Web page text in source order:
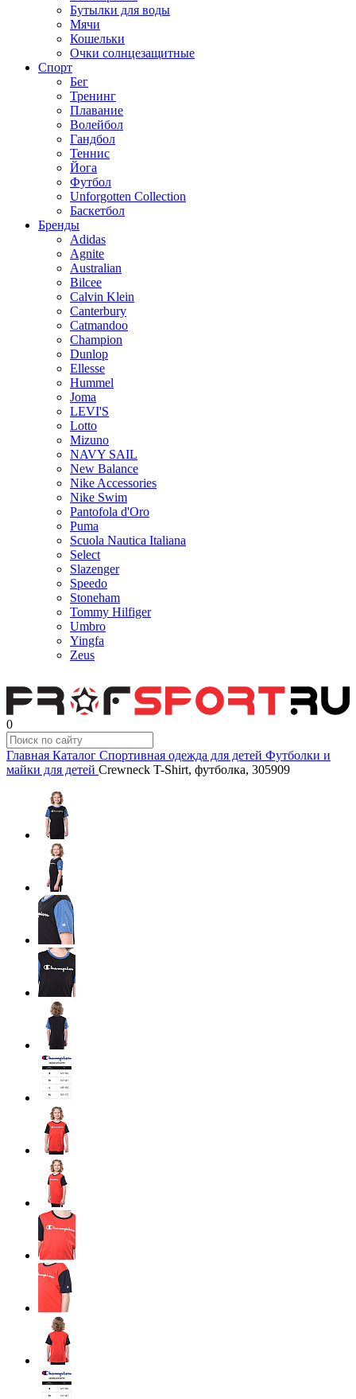
Бутылки для воды
Мячи
Кошельки
Очки солнцезащитные
Спорт
Бег
Тренинг
Плавание
Волейбол
Гандбол
Теннис
Йога
Футбол
Unforgotten Collection
Баскетбол
Бренды
Adidas
Agnite
Australian
Bilcee
Calvin Klein
Canterbury
Catmandoo
Champion
Dunlop
Ellesse
Hummel
Joma
LEVI'S
Lotto
Mizuno
NAVY SAIL
New Balance
Nike Accessories
Nike Swim
Pantofola d'Oro
Puma
Scuola Nautica Italiana
Select
Slazenger
Speedo
Stoneham
Tommy Hilfiger
Umbro
Yingfa
Zeus
0
Главная Каталог Спортивная одежда для детей Футболки и
майки для детей Crewneck T-Shirt, футболка, 305909